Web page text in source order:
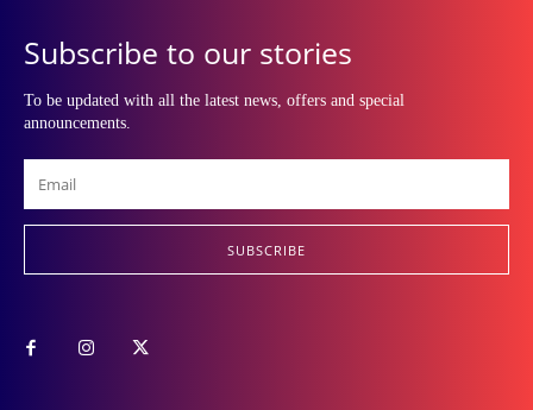
Subscribe to our stories
To be updated with all the latest news, offers and special
announcements.
SUBSCRIBE